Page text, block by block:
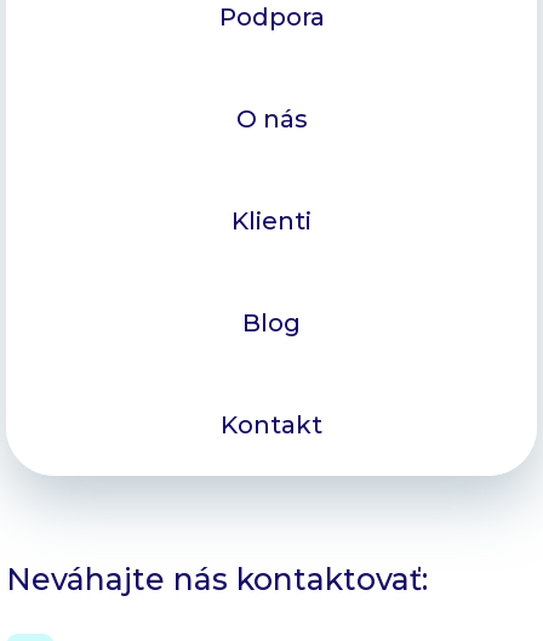
Podpora
O nás
Klienti
Blog
Kontakt
Neváhajte nás kontaktovať: